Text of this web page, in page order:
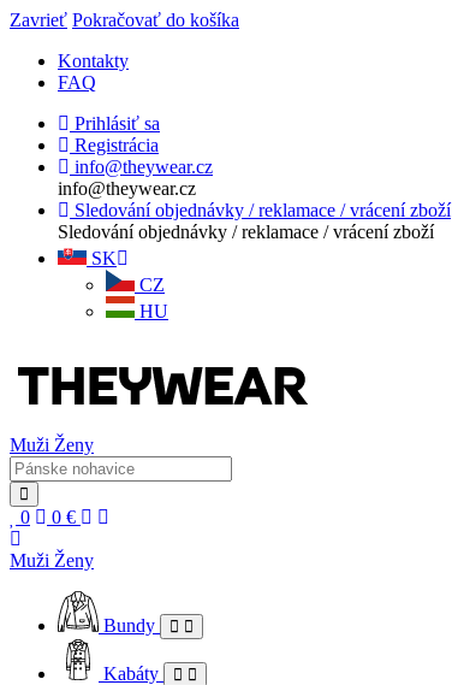
Zavrieť Pokračovať do košíka
Kontakty
FAQ
Prihlásiť sa
Registrácia
info@theywear.cz
info@theywear.cz
Sledování objednávky / reklamace / vrácení zboží
Sledování objednávky / reklamace / vrácení zboží
SK
CZ
HU
Muži Ženy
0 0 €
Muži Ženy
Bundy
Kabáty